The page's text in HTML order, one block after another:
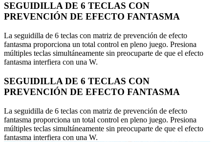
SEGUIDILLA DE 6 TECLAS CON
PREVENCIÓN DE EFECTO FANTASMA
La seguidilla de 6 teclas con matriz de prevención de efecto
fantasma proporciona un total control en pleno juego. Presiona
múltiples teclas simultáneamente sin preocuparte de que el efecto
fantasma interfiera con una W.
SEGUIDILLA DE 6 TECLAS CON
PREVENCIÓN DE EFECTO FANTASMA
La seguidilla de 6 teclas con matriz de prevención de efecto
fantasma proporciona un total control en pleno juego. Presiona
múltiples teclas simultáneamente sin preocuparte de que el efecto
fantasma interfiera con una W.